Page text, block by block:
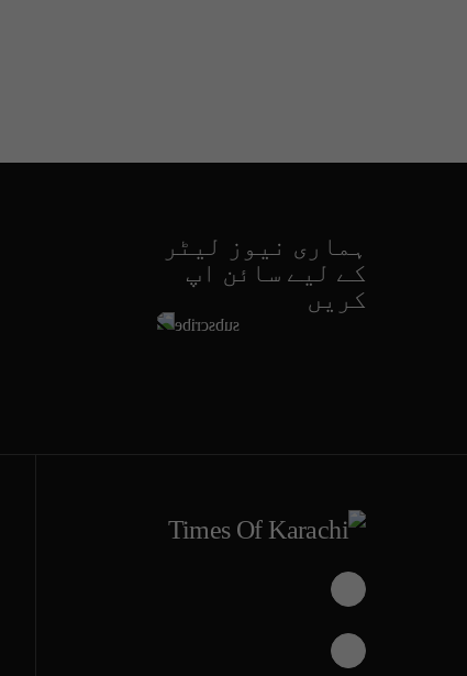
ہماری نیوز لیٹر
کے لیے سائن اپ
کریں